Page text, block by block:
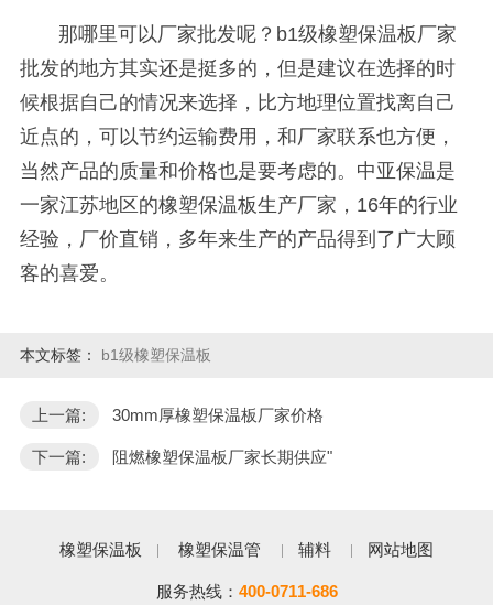
那哪里可以厂家批发呢？ b1级橡塑保温板厂家
批发的地方其实还是挺多的，但是建议在选择的时
候根据自己的情况来选择，比方地理位置找离自己
近点的，可以节约运输费用，和厂家联系也方便，
当然产品的质量和价格也是要考虑的。中亚保温是
一家江苏地区的橡塑保温板生产厂家， 16年的行业
经验，厂价直销，多年来生产的产品得到了广大顾
客的喜爱。
本文标签： b1级橡塑保温板
上一篇: 30mm厚橡塑保温板厂家价格
下一篇: 阻燃橡塑保温板厂家长期供应"
橡塑保温板 橡塑保温管 辅料 网站地图
服务热线： 400-0711-686